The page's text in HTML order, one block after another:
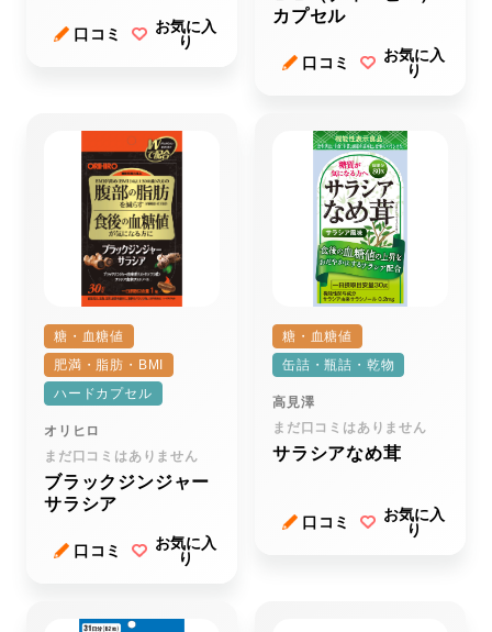
口コミ
お気に入
り
カプセル
口コミ
お気に入
り
糖・血糖値
肥満・脂肪・BMI
ハードカプセル
オリヒロ
まだ口コミはありません
ブラックジンジャー
サラシア
口コミ
お気に入
り
糖・血糖値
缶詰・瓶詰・乾物
高見澤
まだ口コミはありません
サラシアなめ茸
口コミ
お気に入
り